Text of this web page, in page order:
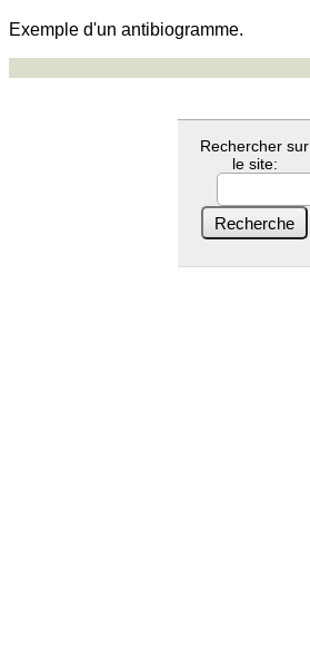
Exemple d'un antibiogramme.
Rechercher sur
le site: